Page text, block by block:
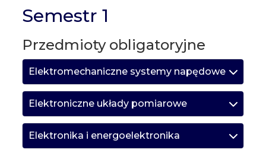
Semestr 1
Przedmioty obligatoryjne
Elektromechaniczne systemy napędowe
Elektroniczne układy pomiarowe
Elektronika i energoelektronika